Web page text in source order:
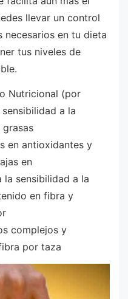
llevar un control
necesarios en tu dieta
tus niveles de
Nutricional (por
a la
grasas
en antioxidantes y
en
la sensibilidad a la
en fibra y
complejos y
por taza